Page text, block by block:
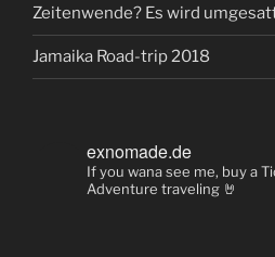
Zeitenwende? Es wird
Jamaika Road-trip 2018
exnomade.de
If you wana see me, buy a
Adventure traveling 🤘